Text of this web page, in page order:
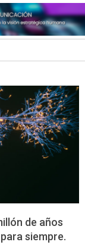
de años
siempre.